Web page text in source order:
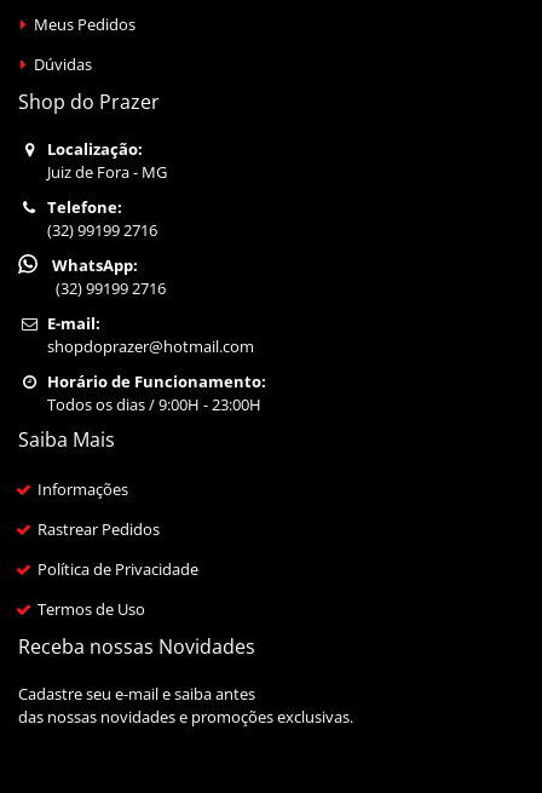
Meus Pedidos
Dúvidas
Shop do Prazer
Localização:
Juiz de Fora - MG
Telefone:
(32) 99199 2716
WhatsApp:
(32) 99199 2716
E-mail:
shopdoprazer@hotmail.com
Horário de Funcionamento:
Todos os dias / 9:00H - 23:00H
Saiba Mais
Informações
Rastrear Pedidos
Política de Privacidade
Termos de Uso
Receba nossas Novidades
Cadastre seu e-mail e saiba antes
das nossas novidades e promoções exclusivas.